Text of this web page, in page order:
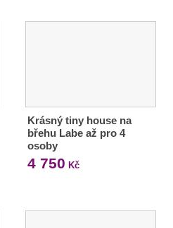
Krásný tiny house na
břehu Labe až pro 4
osoby
4 750 Kč